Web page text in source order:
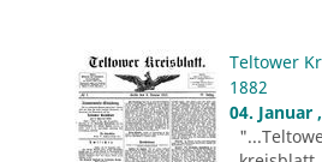
Teltower
1882
04. Januar